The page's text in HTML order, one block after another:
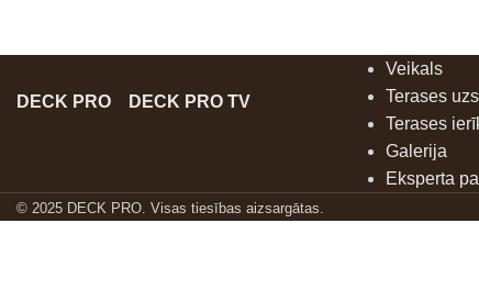
DECK PRO DECK PRO TV
Veikals
Terases
Terases
Galerija
Eksperta
© 2025 DECK PRO. Visas tiesības aizsargātas.